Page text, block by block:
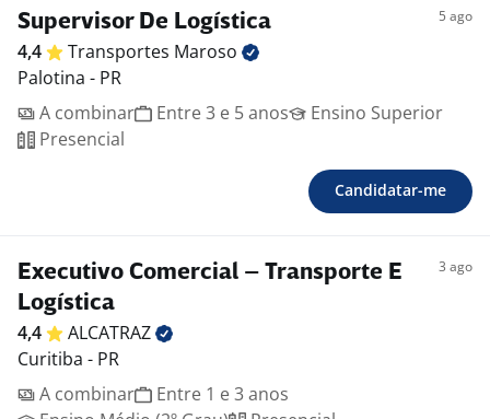
Supervisor De Logística 5 ago
4,4 Transportes Maroso
Palotina - PR
A combinar
Entre 3 e 5 anos
Ensino Superior
Presencial
Candidatar-me
Executivo Comercial – Transporte E
Logística
3 ago
4,4
ALCATRAZ
Curitiba - PR
A combinar
Entre 1 e 3 anos